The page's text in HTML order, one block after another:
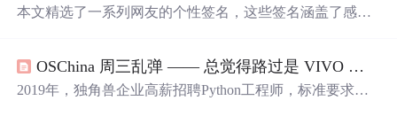
本文精选了一系列网友的个性签名，这些签名涵盖了感
OSChina 周三乱弹 —— 总觉得路过是 VIVO 大酒店
2019年，独角兽企业高薪招聘Python工程师，标准要求曝